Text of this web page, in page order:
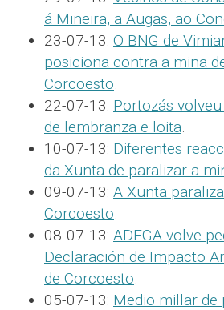
á Mineira, a Augas, ao
23-07-13: O BNG de
posiciona contra a mina
Corcoesto.
22-07-13: Portozás
de lembranza e loita.
10-07-13: Diferentes
da Xunta de paralizar a
09-07-13: A Xunta
Corcoesto.
08-07-13: ADEGA volve
Declaración de Impacto
de Corcoesto.
05-07-13: Medio millar de